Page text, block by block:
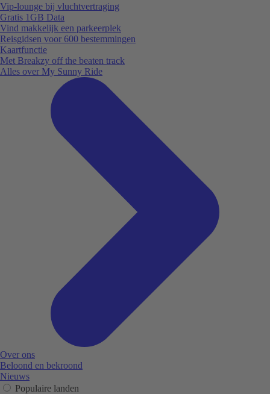
Vip-lounge bij vluchtvertraging
Gratis 1GB Data
Vind makkelijk een parkeerplek
Reisgidsen voor 600 bestemmingen
Kaartfunctie
Met Breakzy off the beaten track
Alles over My Sunny Ride
Over ons
Beloond en bekroond
Nieuws
Populaire landen